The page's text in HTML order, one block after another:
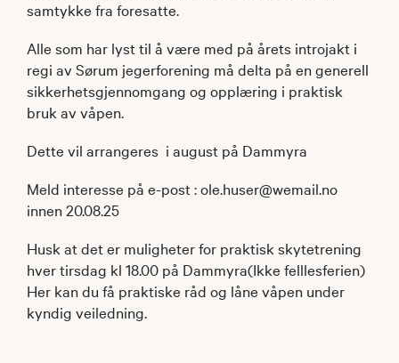
samtykke fra foresatte.
Alle som har lyst til å være med på årets introjakt i
regi av Sørum jegerforening må delta på en generell
sikkerhetsgjennomgang og opplæring i praktisk
bruk av våpen.
Dette vil arrangeres i august på Dammyra
Meld interesse på e-post : ole.huser@wemail.no
innen 20.08.25
Husk at det er muligheter for praktisk skytetrening
hver tirsdag kl 18.00 på Dammyra(Ikke felllesferien)
Her kan du få praktiske råd og låne våpen under
kyndig veiledning.